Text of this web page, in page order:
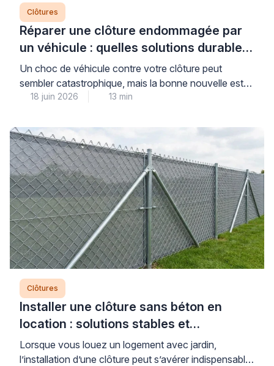
Clôtures
Réparer une clôture endommagée par
un véhicule : quelles solutions durables
?
Un choc de véhicule contre votre clôture peut
sembler catastrophique, mais la bonne nouvelle est
que des solutions techniques durables existent pour
nécessairement tout remplacer. La clé d’une
réparation réussie repose sur un diagnostic précis
des dégâts réels – poteau descellé, grillage déformé,
alignement compromis – permettant d’identifier la […]
18 juin 2026 13 min
Clôtures
Installer une clôture sans béton en
location : solutions stables et
démontables
Lorsque vous louez un logement avec jardin,
l’installation d’une clôture peut s’avérer indispensable